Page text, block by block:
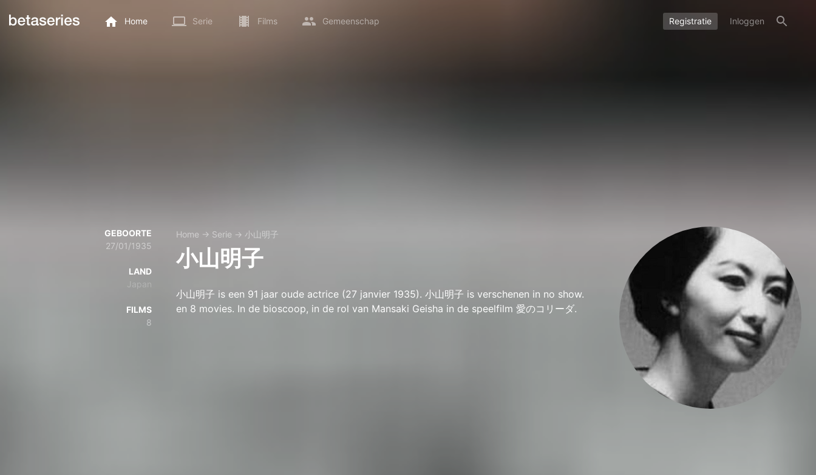
Home Serie Films Gemeenschap Registratie Inloggen
GEBOORTE
27/01/1935
LAND
Japan
FILMS
8
Home → Serie → 小山明子
小山明子
小山明子 is een 91 jaar oude actrice (27 janvier 1935). 小山明子 is verschenen in no show.
en 8 movies. In de bioscoop, in de rol van Mansaki Geisha in de speelfilm 愛のコリーダ.